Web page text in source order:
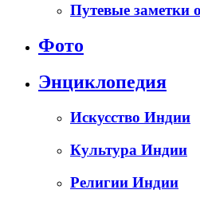
Путевые заметки
Фото
Энциклопедия
Искусство Индии
Культура Индии
Религии Индии